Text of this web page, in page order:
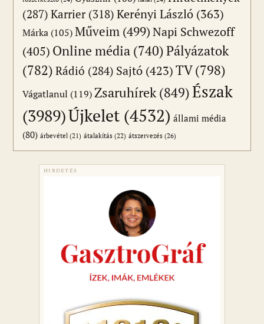
(287) Karrier(318) Kerényi László (363)
Márka (105) Műveim (499)Napi Schwezoff
(405) Online média (740)Pályázatok
(782) Rádió (284) Sajtó (423)TV(798)
Vágatlanul (119) Zsaruhírek (849)Észak
(3989)Újkelet (4532) állami média
(80) árbevétel (21) átalakítás (22) átszervezés (26)
HIRDETÉS